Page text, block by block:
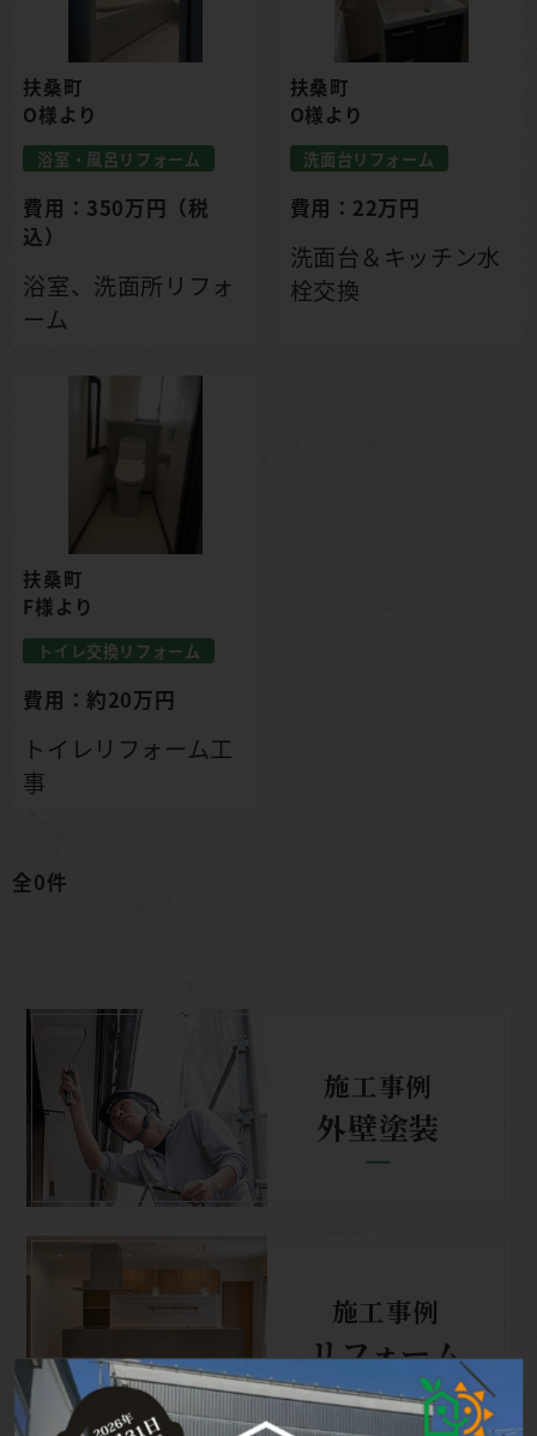
扶桑町
O様より
浴室・風呂リフォーム
費用：350万円（税
込）
浴室、洗面所リフォ
ーム
扶桑町
O様より
洗面台リフォーム
費用：22万円
洗面台＆キッチン水
栓交換
扶桑町
F様より
トイレ交換リフォーム
費用：約20万円
トイレリフォーム工
事
全0件
施工事例
外壁塗装
施工事例
リフォーム